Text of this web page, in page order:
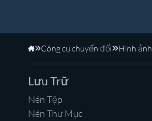
Trang Chủ
Công cụ chuyển đổi Hình ảnh
Lưu Trữ
Nén Tệp
Nén Thư Mục